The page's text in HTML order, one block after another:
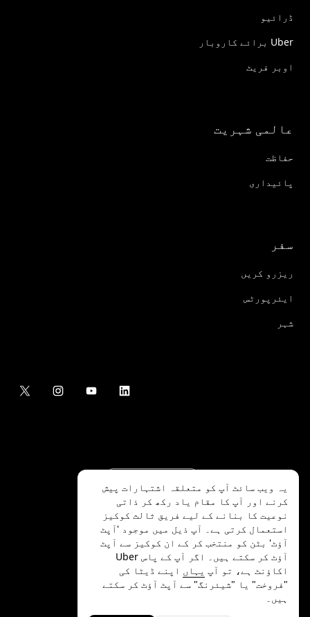
ڈرائیو
Uber برائے کاروبار
اوبر فریٹ
عالمی شہریت
حفاظت
پائیداری
سفر
ریزرو کریں
ایئرپورٹس
شہر
©
2026
.Uber Technologies Inc
یہ ویب سائٹ آپ کو متعلقہ اشتہارات پیش
کرنے اور آپ کا مقام یاد رکھ کر ذاتی
نوعیت کا بنانے کے لیے فریق ثالث کوکیز
استعمال کرتی ہے۔ آپ ذیل میں موجود 'آپٹ
آؤٹ' بٹن کو منتخب کر کے ان کوکیز سے آپٹ
آؤٹ کر سکتے ہیں۔ اگر آپ کے پاس Uber
اکاؤنٹ ہے، تو آپ یہاں اپنے ڈیٹا کی
"فروخت" یا "شیئرنگ" سے آپٹ آؤٹ کر سکتے
ہیں۔